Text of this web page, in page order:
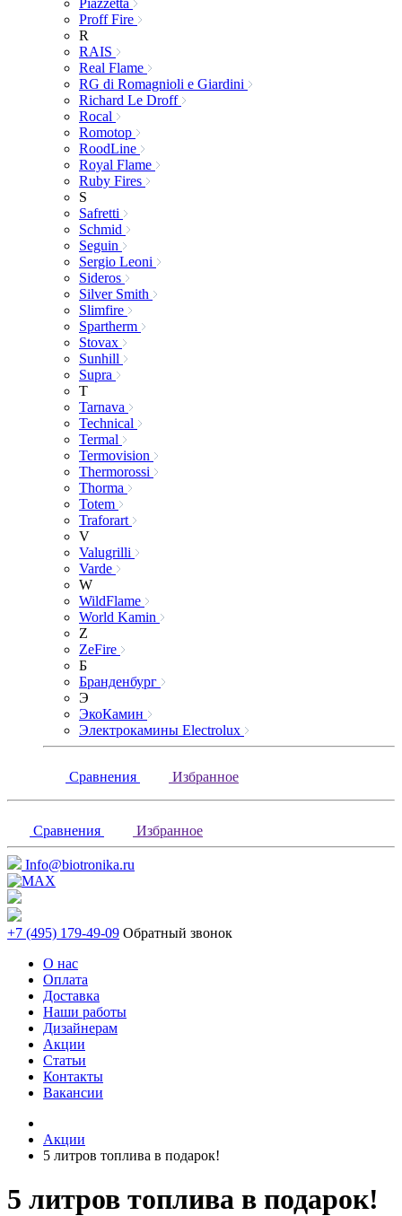
Proff Fire
R
RAIS
Real Flame
RG di Romagnioli e Giardini
Richard Le Droff
Rocal
Romotop
RoodLine
Royal Flame
Ruby Fires
S
Safretti
Schmid
Seguin
Sergio Leoni
Sideros
Silver Smith
Slimfire
Spartherm
Stovax
Sunhill
Supra
T
Tarnava
Technical
Termal
Termovision
Thermorossi
Thorma
Totem
Traforart
V
Valugrilli
Varde
W
WildFlame
World Kamin
Z
ZeFire
Б
Бранденбург
Э
ЭкоКамин
Электрокамины Electrolux
Сравнения Избранное
Сравнения Избранное
Info@biotronika.ru
+7 (495) 179-49-09 Обратный звонок
О нас
Оплата
Доставка
Наши работы
Дизайнерам
Акции
Статьи
Контакты
Вакансии
Акции
5 литров топлива в подарок!
5 литров топлива в подарок!